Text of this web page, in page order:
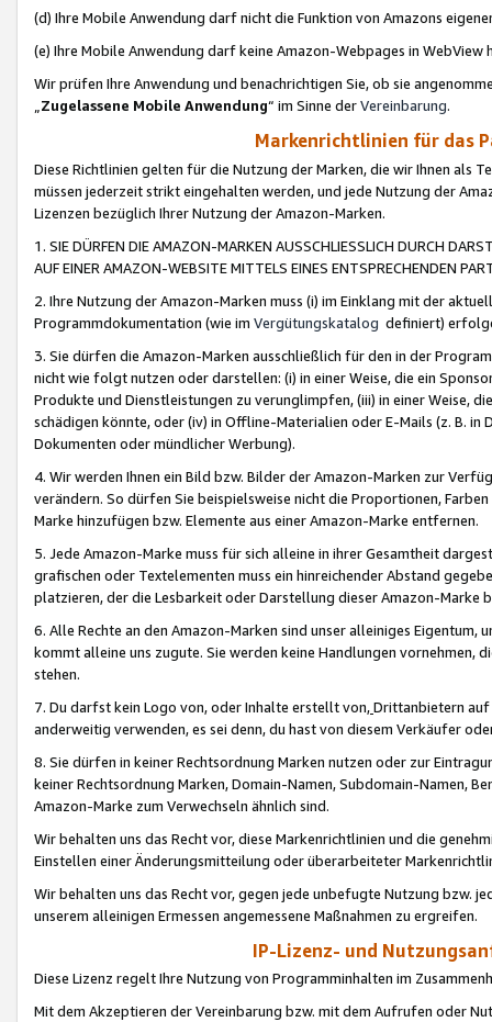
(d) Ihre Mobile Anwendung darf nicht die Funktion von Amazons
(e) Ihre Mobile Anwendung darf keine Amazon-Webpages in WebView
Wir prüfen Ihre Anwendung und benachrichtigen Sie, ob sie
„Zugelassene Mobile Anwendung“ im Sinne derVereinbarung.
Markenrichtlinien für das
Diese Richtlinien gelten für die Nutzung der Marken, die wir Ihnen als
müssen jederzeit strikt eingehalten werden, und jede Nutzung der
Lizenzen bezüglich Ihrer Nutzung der Amazon-Marken.
1. SIE DÜRFEN DIE AMAZON-MARKEN AUSSCHLIESSLICH DURCH
AUF EINER AMAZON-WEBSITE MITTELS EINES ENTSPRECHENDEN
2. Ihre Nutzung der Amazon-Marken muss (i) im Einklang mit der
Programmdokumentation (wie im Vergütungskatalog definiert)
3. Sie dürfen die Amazon-Marken ausschließlich für den in der
nicht wie folgt nutzen oder darstellen: (i) in einer Weise, die ein
Produkte und Dienstleistungen zu verunglimpfen, (iii) in einer Weise,
schädigen könnte, oder (iv) in Offline-Materialien oder E-Mails (z. B. in
Dokumenten oder mündlicher Werbung).
4. Wir werden Ihnen ein Bild bzw. Bilder der Amazon-Marken zur
verändern. So dürfen Sie beispielsweise nicht die Proportionen,
Marke hinzufügen bzw. Elemente aus einer Amazon-Marke entfernen.
5. Jede Amazon-Marke muss für sich alleine in ihrer Gesamtheit
grafischen oder Textelementen muss ein hinreichender Abstand
platzieren, der die Lesbarkeit oder Darstellung dieser Amazon-Marke
6. Alle Rechte an den Amazon-Marken sind unser alleiniges
kommt alleine uns zugute. Sie werden keine Handlungen vornehmen,
stehen.
7. Du darfst kein Logo von, oder Inhalte erstellt von,Drittanbietern auf
anderweitig verwenden, es sei denn, du hast von diesem Verkäufer
8. Sie dürfen in keiner Rechtsordnung Marken nutzen oder zur
keiner Rechtsordnung Marken, Domain-Namen, Subdomain-Namen,
Amazon-Marke zum Verwechseln ähnlich sind.
Wir behalten uns das Recht vor, diese Markenrichtlinien und die
Einstellen einer Änderungsmitteilung oder überarbeiteter
Wir behalten uns das Recht vor, gegen jede unbefugte Nutzung bzw.
unserem alleinigen Ermessen angemessene Maßnahmen zu ergreifen.
IP-Lizenz- und
Diese Lizenz regelt Ihre Nutzung von Programminhalten im
Mit dem Akzeptieren der Vereinbarung bzw. mit dem Aufrufen oder